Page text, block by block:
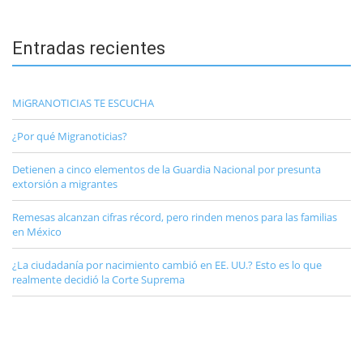
Entradas recientes
MiGRANOTICIAS TE ESCUCHA
¿Por qué Migranoticias?
Detienen a cinco elementos de la Guardia Nacional por presunta
extorsión a migrantes
Remesas alcanzan cifras récord, pero rinden menos para las familias
en México
¿La ciudadanía por nacimiento cambió en EE. UU.? Esto es lo que
realmente decidió la Corte Suprema